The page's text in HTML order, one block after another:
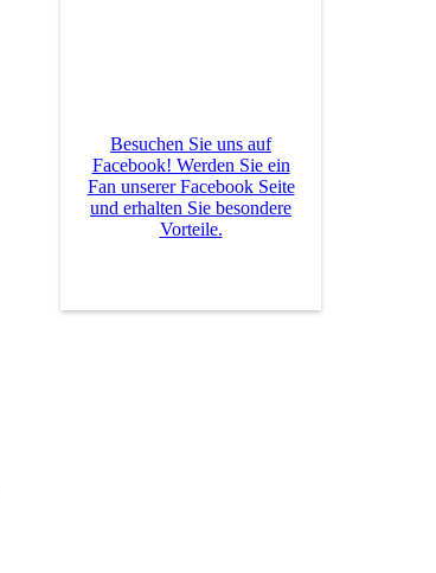
Besuchen Sie uns auf
Facebook! Werden Sie ein
Fan unserer Facebook Seite
und erhalten Sie besondere
Vorteile.